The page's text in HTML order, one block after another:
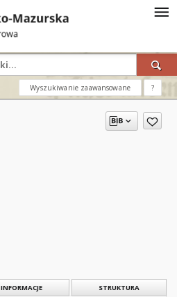
Wyszukiwanie zaawansowane ?
INFORMACJE STRUKTURA